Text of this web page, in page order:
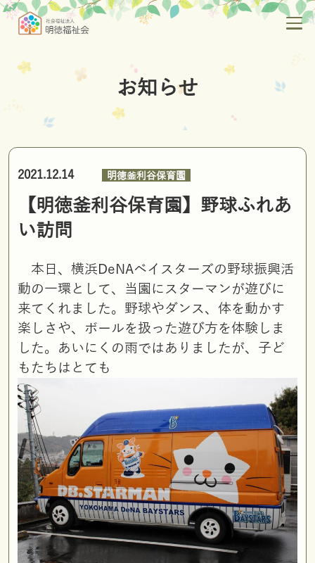
お知らせ
2021.12.14 明徳釜利谷保育園
【明徳釜利谷保育園】野球ふれあ
い訪問
本日、横浜DeNAベイスターズの野球振興活
動の一環として、当園にスターマンが遊びに
来てくれました。野球やダンス、体を動かす
楽しさや、ボールを扱った遊び方を体験しま
した。あいにくの雨ではありましたが、子ど
もたちはとても